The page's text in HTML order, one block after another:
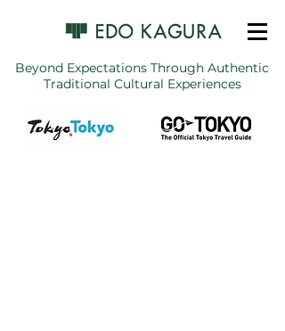
Beyond Expectations Through Authentic
Traditional Cultural Experiences